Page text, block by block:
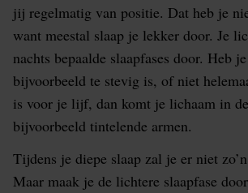
jij regelmatig van positie. Dat heb je
want meestal slaap je lekker door. Je
nachts bepaalde slaapfases door. Heb
bijvoorbeeld te stevig is, of niet
is voor je lijf, dan komt je lichaam in
bijvoorbeeld tintelende armen.
Tijdens je diepe slaap zal je er niet
Maar maak je de lichtere slaapfase